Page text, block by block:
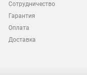
Сотрудничество
Гарантия
Оплата
Доставка